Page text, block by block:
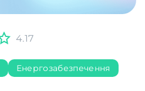
4.17
Енергозабезпечення